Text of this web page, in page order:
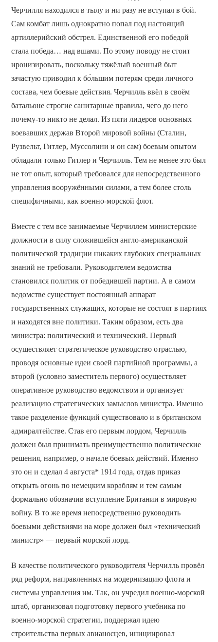
Черчилля находился в тылу и ни разу не вступал в бой.
Сам комбат лишь однократно попал под настоящий
артиллерийский обстрел. Единственной его победой
стала победа… над вшами. По этому поводу не стоит
иронизировать, поскольку тяжёлый военный быт
зачастую приводил к бо́льшим потерям среди личного
состава, чем боевые действия. Черчилль ввёл в своём
батальоне строгие санитарные правила, чего до него
почему-то никто не делал. Из пяти лидеров основных
воевавших держав Второй мировой войны (Сталин,
Рузвельт, Гитлер, Муссолини и он сам) боевым опытом
обладали только Гитлер и Черчилль. Тем не менее это был
не тот опыт, который требовался для непосредственного
управления вооружёнными силами, а тем более столь
специфичными, как военно-морской флот.
Вместе с тем все занимаемые Черчиллем министерские
должности в силу сложившейся англо-американской
политической традиции никаких глубоких специальных
знаний не требовали. Руководителем ведомства
становился политик от победившей партии. А в самом
ведомстве существует постоянный аппарат
государственных служащих, которые не состоят в партиях
и находятся вне политики. Таким образом, есть два
министра: политический и технический. Первый
осуществляет стратегическое руководство отраслью,
проводя основные идеи своей партийной программы, а
второй (условно заместитель первого) осуществляет
оперативное руководство ведомством и организует
реализацию стратегических замыслов министра. Именно
такое разделение функций существовало и в британском
адмиралтействе. Став его первым лордом, Черчилль
должен был принимать преимущественно политические
решения, например, о начале боевых действий. Именно
это он и сделал 4 августа* 1914 года, отдав приказ
открыть огонь по немецким кораблям и тем самым
формально обозначив вступление Британии в мировую
войну. В то же время непосредственно руководить
боевыми действиями на море должен был «технический
министр» — первый морской лорд.
В качестве политического руководителя Черчилль провёл
ряд реформ, направленных на модернизацию флота и
системы управления им. Так, он учредил военно-морской
штаб, организовал подготовку первого учебника по
военно-морской стратегии, поддержал идею
строительства первых авианосцев, инициировал